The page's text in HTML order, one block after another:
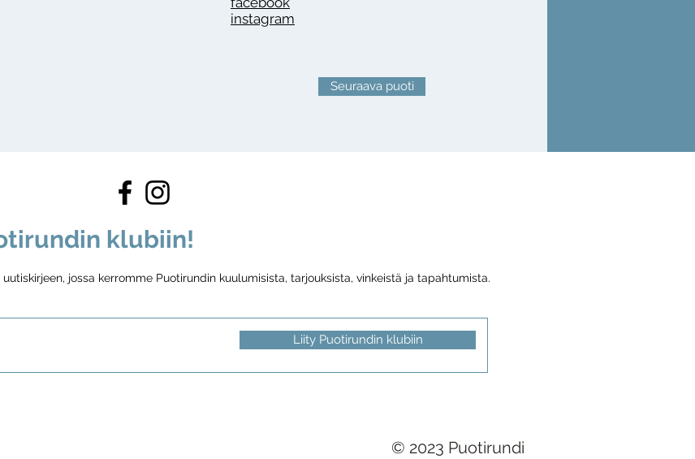
instagram
Seuraava puoti
klubiin!
jossa kerromme Puotirundin kuulumisista, tarjouksista, vinkeistä ja tapahtumista.
Liity Puotirundin klubiin
© 2023 Puotirundi